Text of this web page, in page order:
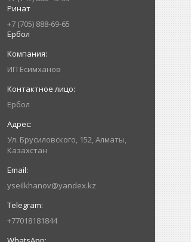
Ринат
+7 (705) 888-69-65
Ербол
ИП Есимxанов
Ербол
Ул. Брусиловского, 152, Алматы,
Казахстан
yseilkhanov@yandex.kz
+77018181844